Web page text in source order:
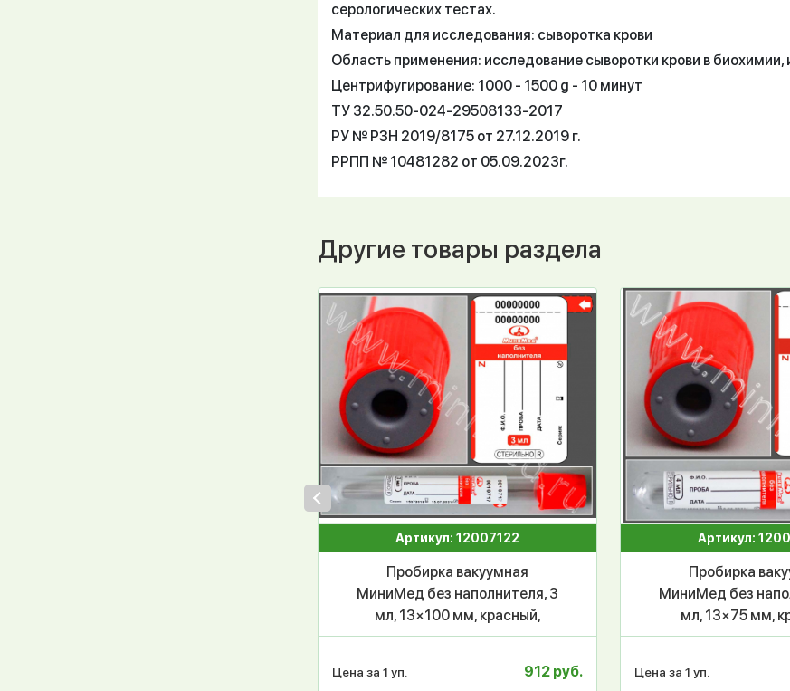
серологических тестах.
Материал для исследования: сыворотка крови
Область применения: исследование сыворотки крови в биохимии,
Центрифугирование: 1000 - 1500 g - 10 минут
ТУ 32.50.50-024-29508133-2017
РУ № РЗН 2019/8175 от 27.12.2019 г.
РРПП № 10481282 от 05.09.2023г.
Другие товары раздела
Артикул: 12007122
Пробирка вакуумная
МиниМед без наполнителя, 3
мл, 13×100 мм, красный,
ПЭТФ, уп.100 шт,СПЕЦЗАКАЗ
Цена за 1 уп. 912 руб.
Артикул:
Пробирка
МиниМед без
мл, 13×75 мм,
ПЭТФ,
Цена за 1 уп.